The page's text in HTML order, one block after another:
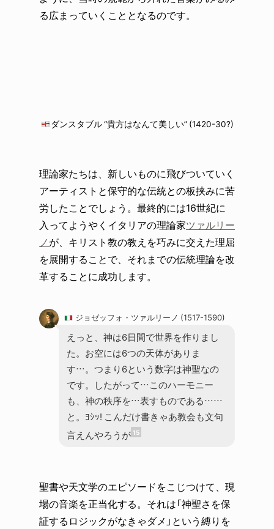
る広まっていくこととなるのです。
ダンスタブル “貴方はなんて美しい” (1420-30?)
理論家たちは、新しいものに飛びついていく
アーティストと保守的な伝統との板挟みに苦
労したことでしょう。最終的には16世紀に
入ってようやくイタリアの理論家ツァルリー
ノが、キリスト教の教えを巧みに交えた理屈
を展開することで、それまでの伝統理論を改
革することに成功します。
ジョゼッフォ・ツァルリーノ (1517-1590)
えっと、神は6日間で世界を作りまし
た。お空には6つの天体がありま
す…。つまり6という数字は神聖なの
です。したがって…このハーモニー
も、神の秩序を…表すものである……
と。ﾖｼｯ! こんだけ書きゃあ教会も文句
言えんやろうが 15
聖書や天文学のエピソードをこじつけて、現
場の音楽を正当化する。それは「神聖さを保
証するロジックがなきゃダメ」という縛りを